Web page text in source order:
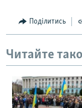
Поділитись
Читайте